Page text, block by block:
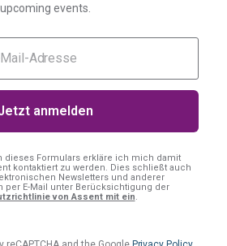
upcoming events.
dieses Formulars erkläre ich mich damit
kontaktiert zu werden. Dies schließt auch
Newsletters und anderer
per E-Mail unter Berücksichtigung der
von Assent mit ein.